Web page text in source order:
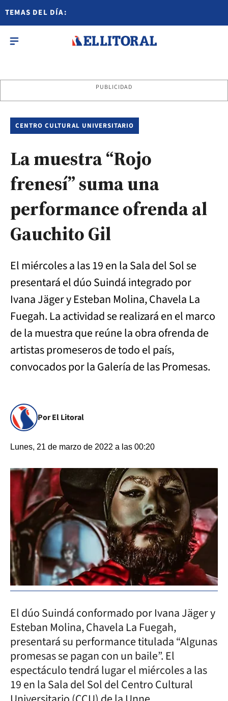
TEMAS DEL DÍA:
PUBLICIDAD
CENTRO CULTURAL UNIVERSITARIO
La muestra “Rojo
frenesí” suma una
performance ofrenda al
Gauchito Gil
El miércoles a las 19 en la Sala del Sol se
presentará el dúo Suindá integrado por
Ivana Jäger y Esteban Molina, Chavela La
Fuegah. La actividad se realizará en el marco
de la muestra que reúne la obra ofrenda de
artistas promeseros de todo el país,
convocados por la Galería de las Promesas.
Por El Litoral
Lunes, 21 de marzo de 2022 a las 00:20
El dúo Suindá conformado por Ivana Jäger y
Esteban Molina, Chavela La Fuegah,
presentará su performance titulada “Algunas
promesas se pagan con un baile”. El
espectáculo tendrá lugar el miércoles a las
19 en la Sala del Sol del Centro Cultural